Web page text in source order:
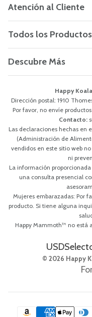
Atención al Cliente
Todos los Productos
Descubre Más
Happy
Dirección postal: 1910
Por favor, no envíe
Contacto:
Las declaraciones hechas en
(Administración de
vendidos en este sitio web
ni
La información
una consulta presencial
Mujeres embarazadas: Por
producto. Si tiene alguna
Happy Mammoth™ no está
USD
© 2026 Happy